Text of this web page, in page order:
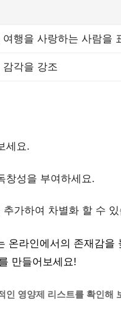
여행을 사랑하는 사람을
감각을 강조
세요.
창성을 부여하세요.
가하여 차별화 할 수
온라인에서의 존재감을
만들어보세요!
인 영양제 리스트를 확인해